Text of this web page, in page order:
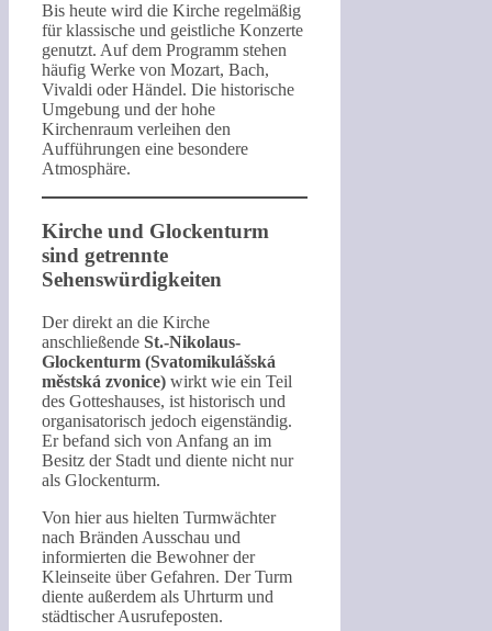
Bis heute wird die Kirche regelmäßig
für klassische und geistliche Konzerte
genutzt. Auf dem Programm stehen
häufig Werke von Mozart, Bach,
Vivaldi oder Händel. Die historische
Umgebung und der hohe
Kirchenraum verleihen den
Aufführungen eine besondere
Atmosphäre.
Kirche und Glockenturm
sind getrennte
Sehenswürdigkeiten
Der direkt an die Kirche
anschließende St.-Nikolaus-
Glockenturm (Svatomikulášská
městská zvonice) wirkt wie ein Teil
des Gotteshauses, ist historisch und
organisatorisch jedoch eigenständig.
Er befand sich von Anfang an im
Besitz der Stadt und diente nicht nur
als Glockenturm.
Von hier aus hielten Turmwächter
nach Bränden Ausschau und
informierten die Bewohner der
Kleinseite über Gefahren. Der Turm
diente außerdem als Uhrturm und
städtischer Ausrufeposten.